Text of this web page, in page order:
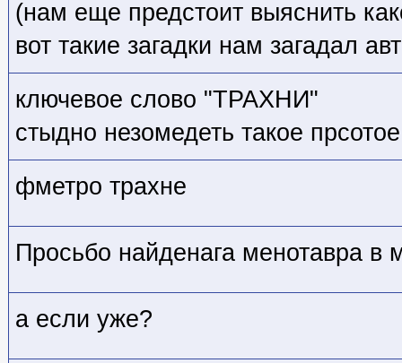
(нам еще предстоит выяснить
вот такие загадки нам загадал
ключевое слово "ТРАХНИ"
стыдно незомедеть такое
фметро трахне
Просьбо найденага менотавра в
а если уже?